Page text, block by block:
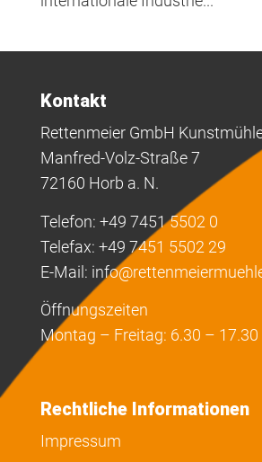
Kontakt
Rettenmeier GmbH
Manfred-Volz-Straße 7
72160 Horb a. N.
Telefon: +49 7451 5502 0
Telefax: +49 7451 5502 29
E-Mail:
Öffnungszeiten
Montag – Freitag: 6.30 – 17.30
Rechtliche Informationen
Impressum